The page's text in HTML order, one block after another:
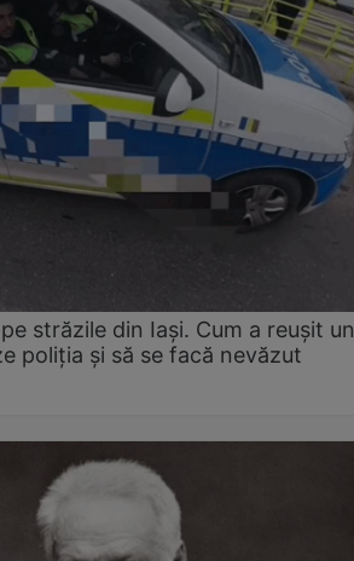
străzile din Iași. Cum a reușit un
poliția și să se facă nevăzut